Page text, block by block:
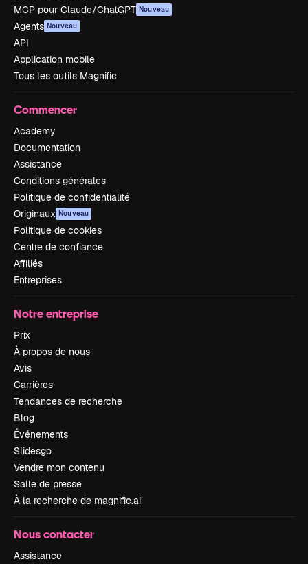
MCP pour Claude/ChatGPT Nouveau
Agents Nouveau
API
Application mobile
Tous les outils Magnific
Commencer
Academy
Documentation
Assistance
Conditions générales
Politique de confidentialité
Originaux Nouveau
Politique de cookies
Centre de confiance
Affiliés
Entreprises
Notre entreprise
Prix
À propos de nous
Avis
Carrières
Tendances de recherche
Blog
Événements
Slidesgo
Vendre mon contenu
Salle de presse
À la recherche de magnific.ai
Nous contacter
Assistance